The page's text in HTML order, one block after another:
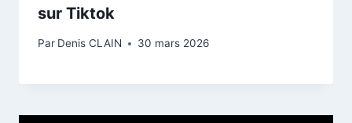
sur Tiktok
Par Denis CLAIN 30 mars 2026